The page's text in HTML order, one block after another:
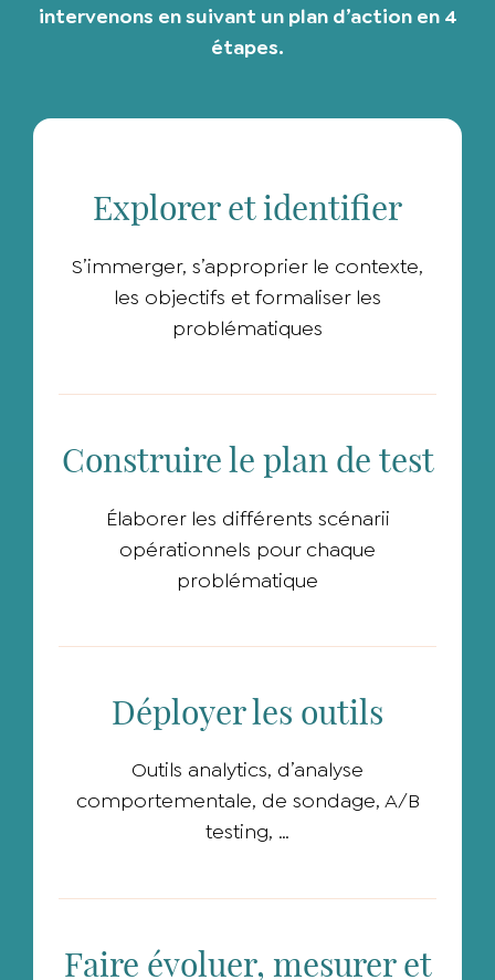
intervenons en suivant un plan d’action en 4
étapes.
Explorer et identifier
S’immerger, s’approprier le contexte,
les objectifs et formaliser les
problématiques
Construire le plan de test
Élaborer les différents scénarii
opérationnels pour chaque
problématique
Déployer les outils
Outils analytics, d’analyse
comportementale, de sondage, A/B
testing, …
Faire évoluer, mesurer et